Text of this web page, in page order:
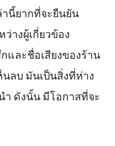
นี้ยากที่จะยืนยัน
างผู้เกี่ยวข้อง
และชื่อเสียงของร้าน
ลบ มันเป็นสิ่งที่ห่าง
ดังนั้น มีโอกาสที่จะ